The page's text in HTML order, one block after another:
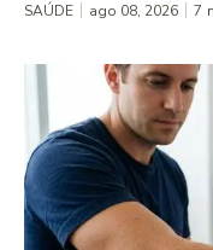
SAÚDE ago 08, 2026 7